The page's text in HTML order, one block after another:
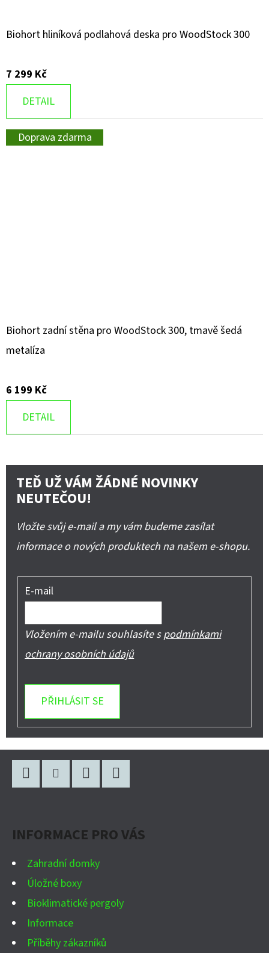
Biohort hliníková podlahová deska pro WoodStock 300
7 299 Kč
DETAIL
Doprava zdarma
Biohort zadní stěna pro WoodStock 300, tmavě šedá
metalíza
6 199 Kč
DETAIL
TEĎ UŽ VÁM ŽÁDNÉ NOVINKY
NEUTEČOU!
Vložte svůj e-mail a my vám budeme zasílat
informace o nových produktech na našem e-shopu.
E-mail
Vložením e-mailu souhlasíte spodmínkami
ochrany osobních údajů
PŘIHLÁSIT SE
INFORMACE PRO VÁS
Zahradní domky
Úložné boxy
Bioklimatické pergoly
Informace
Příběhy zákazníků